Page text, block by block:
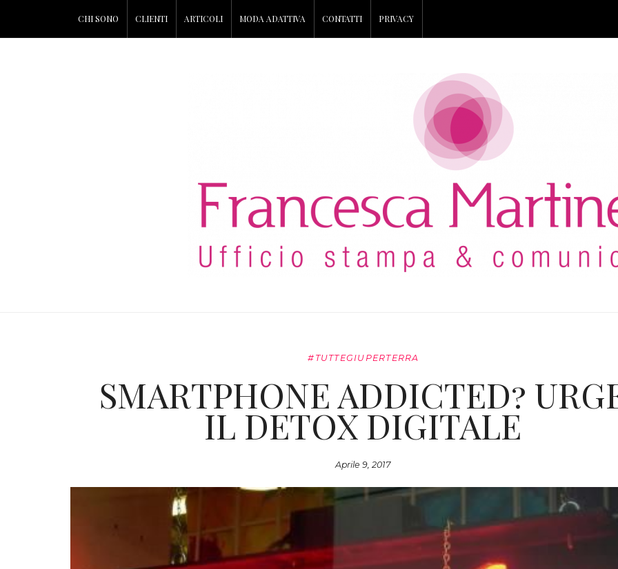
CHI SONO CLIENTI ARTICOLI MODA ADATTIVA CONTATTI PRIVACY
#TUTTEGIUPERTERRA
SMARTPHONE ADDICTED?
IL DETOX DIGITALE
Aprile 9, 2017